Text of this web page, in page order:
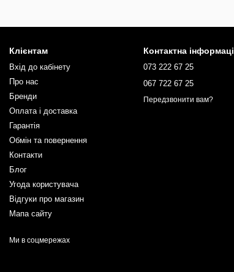
Клієнтам
Вхід до кабінету
Про нас
Бренди
Оплата і доставка
Гарантія
Обмін та повернення
Контакти
Блог
Угода користувача
Відгуки про магазин
Мапа сайту
Ми в соцмережах
Контактна
073 222 67 25
067 722 67 25
Передзвонити вам?